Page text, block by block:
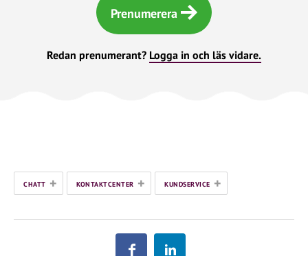
Prenumerera
Redan prenumerant? Logga in och läs vidare.
CHATT + KONTAKTCENTER + KUNDSERVICE +